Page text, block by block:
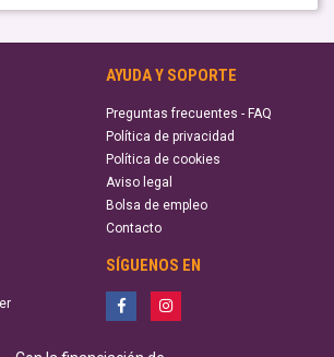
AYUDA Y SOPORTE
Preguntas frecuentes - FAQ
Política de privacidad
Política de cookies
Aviso legal
Bolsa de empleo
Contacto
SÍGUENOS EN